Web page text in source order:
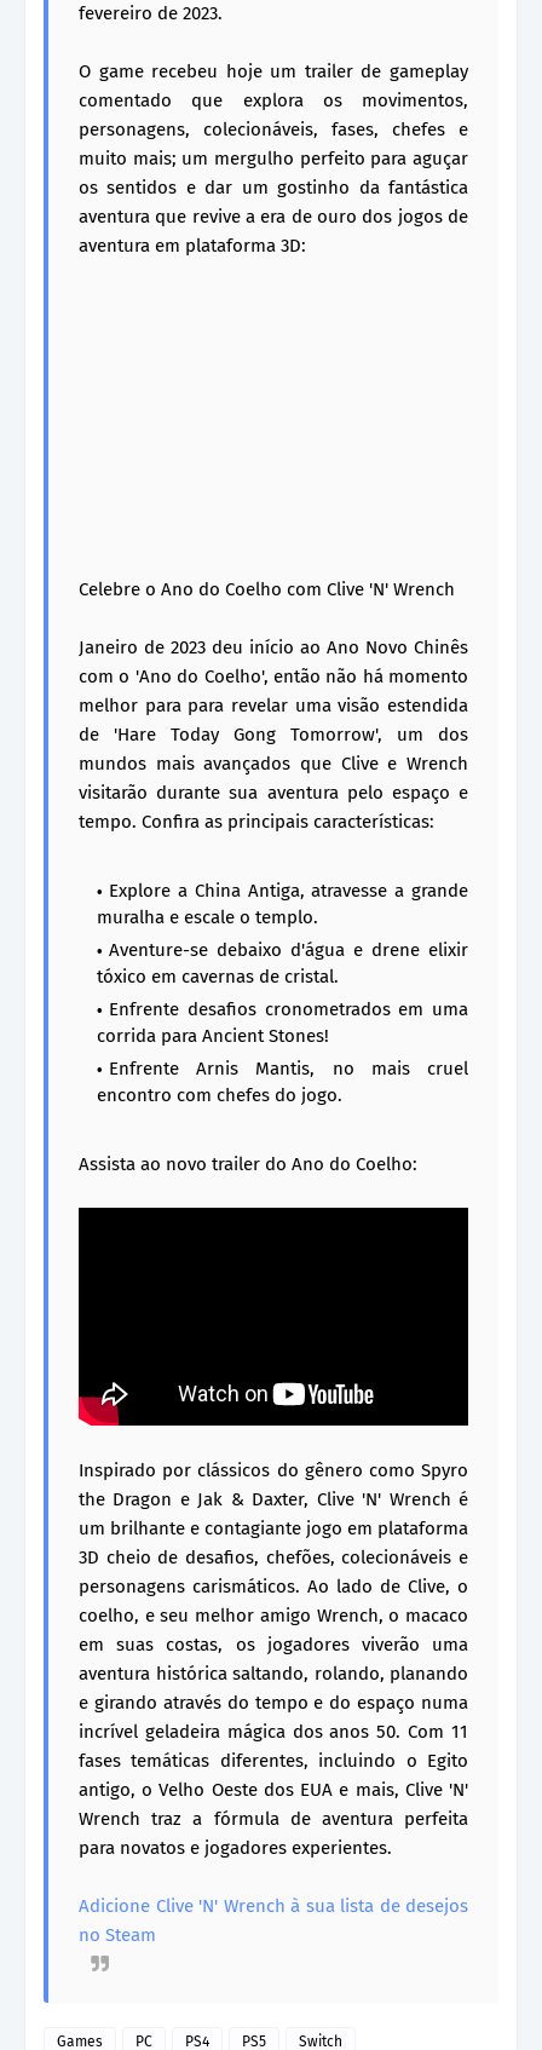
fevereiro de 2023.
O game recebeu hoje um trailer de gameplay
comentado que explora os movimentos,
personagens, colecionáveis, fases, chefes e
muito mais; um mergulho perfeito para aguçar
os sentidos e dar um gostinho da fantástica
aventura que revive a era de ouro dos jogos de
aventura em plataforma 3D:
Celebre o Ano do Coelho com Clive 'N' Wrench
Janeiro de 2023 deu início ao Ano Novo Chinês
com o 'Ano do Coelho', então não há momento
melhor para para revelar uma visão estendida
de 'Hare Today Gong Tomorrow', um dos
mundos mais avançados que Clive e Wrench
visitarão durante sua aventura pelo espaço e
tempo. Confira as principais características:
Explore a China Antiga, atravesse a grande
muralha e escale o templo.
Aventure-se debaixo d'água e drene elixir
tóxico em cavernas de cristal.
Enfrente desafios cronometrados em uma
corrida para Ancient Stones!
Enfrente Arnis Mantis, no mais cruel
encontro com chefes do jogo.
Assista ao novo trailer do Ano do Coelho:
Inspirado por clássicos do gênero como Spyro
the Dragon e Jak & Daxter, Clive 'N' Wrench é
um brilhante e contagiante jogo em plataforma
3D cheio de desafios, chefões, colecionáveis e
personagens carismáticos. Ao lado de Clive, o
coelho, e seu melhor amigo Wrench, o macaco
em suas costas, os jogadores viverão uma
aventura histórica saltando, rolando, planando
e girando através do tempo e do espaço numa
incrível geladeira mágica dos anos 50. Com 11
fases temáticas diferentes, incluindo o Egito
antigo, o Velho Oeste dos EUA e mais, Clive 'N'
Wrench traz a fórmula de aventura perfeita
para novatos e jogadores experientes.
Adicione Clive 'N' Wrench à sua lista de desejos
no Steam
Games PC PS4 PS5 Switch